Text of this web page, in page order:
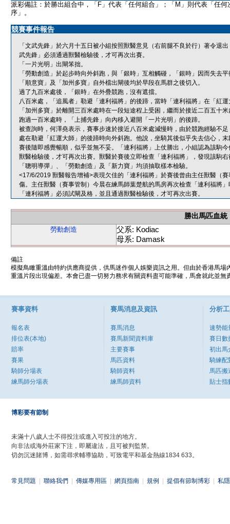
派彩備註：於勝出組合中，「F」代表「任何組合」；「M」則代表「任何
序」。
競賽事件報告
「文武先鋒」於六月十五日被小組按照獸醫意見（右前腿不良於行）著令退
武先鋒」必須通過獸醫檢驗後，才可再次出賽。
「一片光明」出閘笨拙。
「勞動創造」於起步時向外斜跑，與「銀時」互相觸碰，「銀時」因而失去平
「順意寶」及「加州多寶」自外檔出閘後均於早段在馬群之後切入。
過了九百米處後，「銀時」在外疊競跑，沒有遮擋。
八百米處，「追風者」勒避「連利福將」的後蹄，當時「連利福將」在「紅
「加州多寶」於離開三百米處時在一段短途程上受困，繼而於接近二百五十
跑過一百米處時，「上捕先鋒」向內移入避開「一片光明」的後蹄。
被查詢時，何澤堯表示，賽事步速於接近八百米處減慢時，由於競跑經驗不
處在勒避「紅運大師」的後蹄時向外斜跑。他說，坐騎其後似乎失去信心，
賽後隨即感覺暢順，似乎並無不妥。「連利福將」上仗勝出，小組認為該駒
獸醫檢驗後，才可再次出賽。獸醫於賽後立即檢查「連利福將」，發現該駒
「聰明導彈」、「勞動創造」及「新力寶」均須抽取樣本檢驗。
<17/6/2019 獸醫報告增補>表現欠佳的「連利福將」於賽後曾由主任獸醫（
傷。主任獸醫（賽事管制）今晨在練馬師葉楚航的馬房再次檢查「連利福將
「連利福將」必須試閘及格，並且通過獸醫檢驗後，才可再次出賽。
勝出馬匹血統
勞動創造
父系: Kodiac
母系: Damask
備註
模擬鳥瞰重溫由特約供應商提供，供馬迷作個人娛樂資訊之用。但由於香港馬
重溫片段出現偏差。本會已盡一切努力務求有關資料盡可能準確，馬會就此並
賽事資料
報名表
排位表(本地)
賠率
賽果
騎師分場表
練馬師分場表
賽馬消息及資訊
賽馬消息
賽馬新聞資料庫
主要賽事
馬匹資料
騎師資料
練馬師資料
分析
速勢能
賽日數
初出馬
騎練配
馬匹搬
貼士指
博彩要有節制
未滿十八歲人士不得投注或進入可投注的地方。
向非法或海外莊家下注，即屬違法，且可被判監禁。
切勿沉迷賭博，如需尋求輔導協助，可致電平和基金熱線1834 633。
常見問題 聯絡我們 傳媒專用區 網頁指南 規例 提倡有節制博彩 私